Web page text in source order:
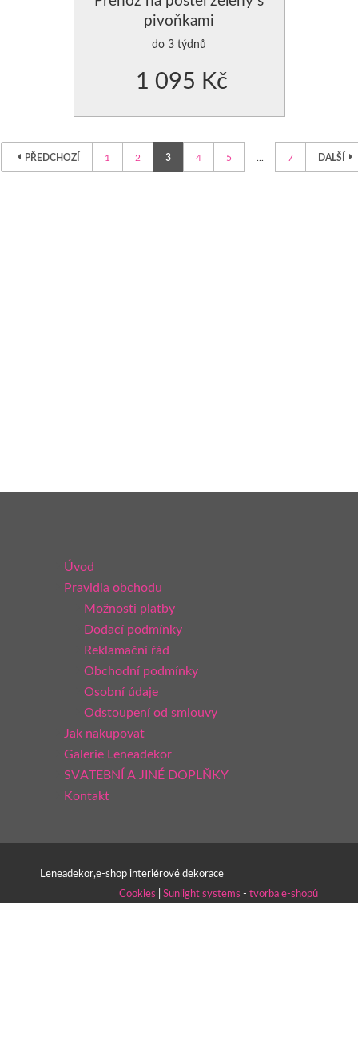
pivoňkami
do 3 týdnů
1 095 Kč
PŘEDCHOZÍ 1 2 3 4 5 7 DALŠÍ
Úvod
Pravidla obchodu
Možnosti platby
Dodací podmínky
Reklamační řád
Obchodní podmínky
Osobní údaje
Odstoupení od smlouvy
Jak nakupovat
Galerie Leneadekor
SVATEBNÍ A JINÉ DOPLŇKY
Kontakt
Leneadekor,e-shop interiérové dekorace
Cookies
Sunlight systems - tvorba e-shopů